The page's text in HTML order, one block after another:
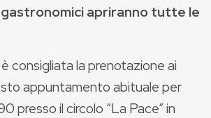
apriranno tutte le
consigliata la prenotazione ai
appuntamento abituale per
presso il circolo “La Pace” in